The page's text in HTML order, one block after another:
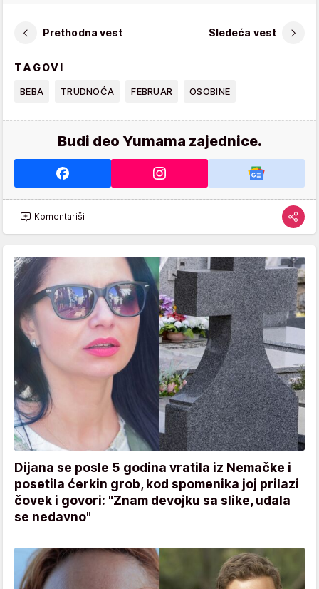
Prethodna vest Sledeća vest
TAGOVI
BEBA TRUDNOĆA FEBRUAR OSOBINE
Budi deo Yumama zajednice.
Komentariši
Dijana se posle 5 godina vratila iz Nemačke i
posetila ćerkin grob, kod spomenika joj prilazi
čovek i govori: "Znam devojku sa slike, udala
se nedavno"